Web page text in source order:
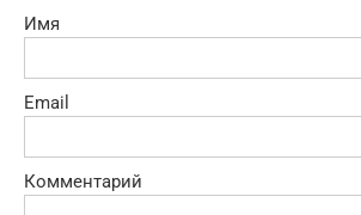
Имя
Email
Комментарий